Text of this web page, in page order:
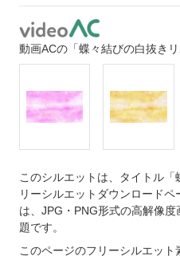
動画ACの「蝶々結びの白抜き
このシルエットは、タイトル
リーシルエットダウンロード
は、JPG・PNG形式の高解像
題です。
このページのフリーシルエッ